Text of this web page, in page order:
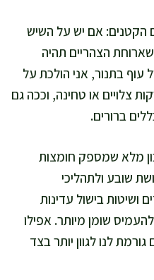
אם יש על השיש
שארוחת הצהריים תהיה
עוף בתנור, אני הולכת על
צלויים או טחינה, וככה גם
ברורים.
מלא שמספק חומצות
שובע ולתהליכי
ושיטות בישול עדינות
שומן מיותר. אפילו
לנו לגוון יותר בצד